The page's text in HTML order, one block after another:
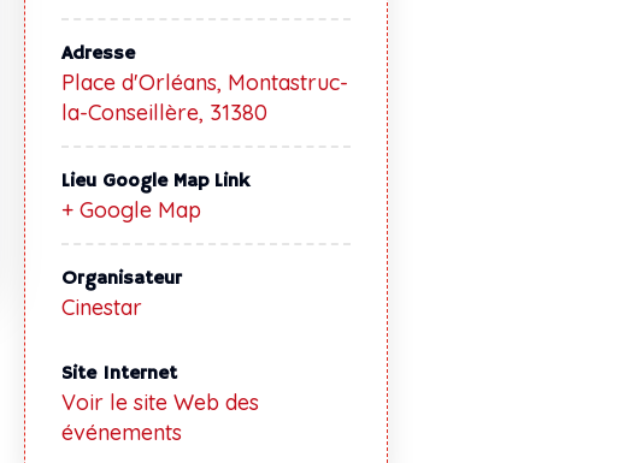
Adresse
Place d'Orléans, Montastruc-
la-Conseillère, 31380
Lieu Google Map Link
+ Google Map
Organisateur
Cinestar
Site Internet
Voir le site Web des
événements